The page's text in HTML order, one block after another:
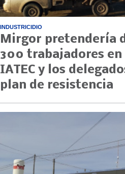
INDUSTRICIDIO
Mirgor pretendería
300 trabajadores
IATEC y los
plan de resistencia